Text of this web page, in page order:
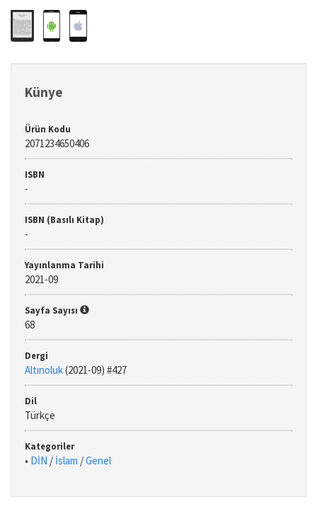
Künye
Ürün Kodu
2071234650406
ISBN
-
ISBN (Basılı Kitap)
-
Yayınlanma Tarihi
2021-09
Sayfa Sayısı
68
Dergi
Altınoluk(2021-09) #427
Dil
Türkçe
Kategoriler
• DİN / İslam /Genel